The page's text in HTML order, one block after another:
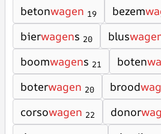
betonwagen 19 bezem
bierwagens 20 blus
boomwagens 21 boten
boterwagen 20 brood
corsowagen 22 donor